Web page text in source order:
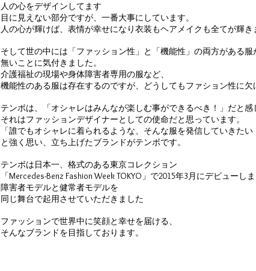
人の心をデザインしてます
目に見えない部分ですが、一番大事にしています。
人の心が輝けば、表情が幸せになり衣装もヘアメイクも全てが輝き
そして世の中には「ファッション性」と「機能性」の両方がある服
無いことに気付きました。
介護福祉の現場や身体障害者専用の服など、
機能性のある服は存在するのですが、どうしてもファション性に欠
テンボは、「オシャレはみんなが楽しむ事ができるべき！」だと感
それはファッションデザイナーとしての使命だと思っています。
「誰でもオシャレに着られるような、そんな服を発信していきたい
と強く思い、立ち上げたブランドがテンボです。
テンボは日本一、格式のある東京コレクション
「Mercedes-Benz Fashion Week TOKYO」で2015年3月にデビューしま
障害者モデルと健常者モデルを
同じ舞台で起用させていただきました
ファッションで世界中に笑顔と幸せを届ける、
そんなブランドを目指しております。